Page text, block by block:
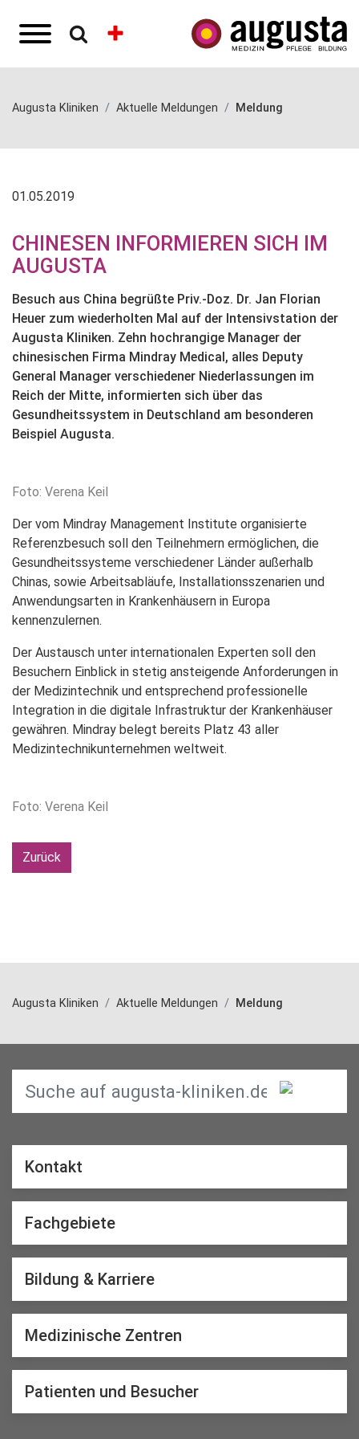
Augusta Kliniken Aktuelle Meldungen Meldung
01.05.2019
CHINESEN INFORMIEREN SICH IM
AUGUSTA
Besuch aus China begrüßte Priv.-Doz. Dr. Jan Florian
Heuer zum wiederholten Mal auf der Intensivstation der
Augusta Kliniken. Zehn hochrangige Manager der
chinesischen Firma Mindray Medical, alles Deputy
General Manager verschiedener Niederlassungen im
Reich der Mitte, informierten sich über das
Gesundheitssystem in Deutschland am besonderen
Beispiel Augusta.
Foto: Verena Keil
Der vom Mindray Management Institute organisierte
Referenzbesuch soll den Teilnehmern ermöglichen, die
Gesundheitssysteme verschiedener Länder außerhalb
Chinas, sowie Arbeitsabläufe, Installationsszenarien und
Anwendungsarten in Krankenhäusern in Europa
kennenzulernen.
Der Austausch unter internationalen Experten soll den
Besuchern Einblick in stetig ansteigende Anforderungen in
der Medizintechnik und entsprechend professionelle
Integration in die digitale Infrastruktur der Krankenhäuser
gewähren. Mindray belegt bereits Platz 43 aller
Medizintechnikunternehmen weltweit.
Foto: Verena Keil
Zurück
Augusta Kliniken Aktuelle Meldungen Meldung
Kontakt
Fachgebiete
Bildung & Karriere
Medizinische Zentren
Patienten und Besucher